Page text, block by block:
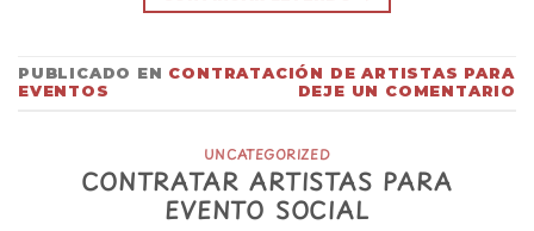
PUBLICADO EN CONTRATACIÓN DE ARTISTAS PARA
EVENTOS
DEJE UN COMENTARIO
UNCATEGORIZED
CONTRATAR ARTISTAS PARA
EVENTO SOCIAL